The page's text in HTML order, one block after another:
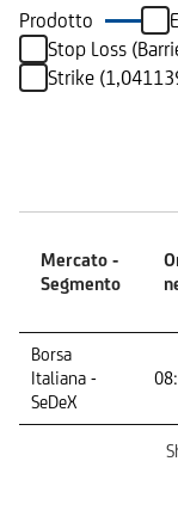
Prodotto
Stop Loss
Strike
Mercato -
Segmento
Segmento
Borsa
Italiana -
SeDeX